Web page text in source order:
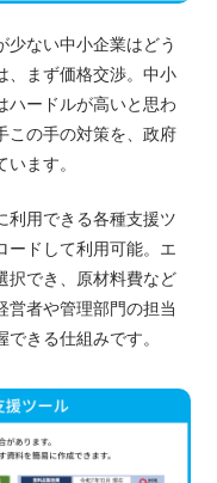
少ない中小企業はどう
、まず価格交渉。中小
ハードルが高いと思わ
この手の対策を、政府
ます。
利用できる各種支援ツ
ードして利用可能。エ
択でき、原材料費など
営者や管理部門の担当
きる仕組みです。